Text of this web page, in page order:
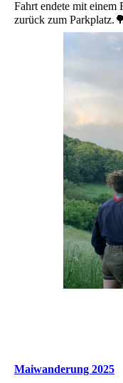
Fahrt endete mit einem
zurück zum
Maiwanderung 2025